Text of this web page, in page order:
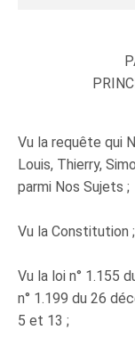
Vu la requête qui
Louis, Thierry,
parmi Nos Sujets ;
Vu la Constitution ;
Vu la loi n° 1.155
n° 1.199 du 26
5 et 13 ;